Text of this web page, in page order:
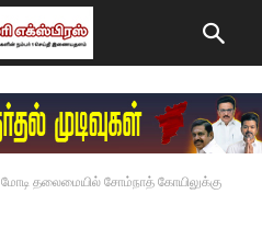
மோடி தலைமையில் சோம்நாத் கோயிலுக்கு